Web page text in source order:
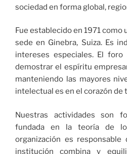
sociedad en forma global,
Fue establecido en 1971
sede en Ginebra, Suiza. Es
intereses especiales. El
demostrar el espíritu
manteniendo las mayores
intelectual es en el corazón de
Nuestras actividades son
fundada en la teoría de
organización es
institución combina y